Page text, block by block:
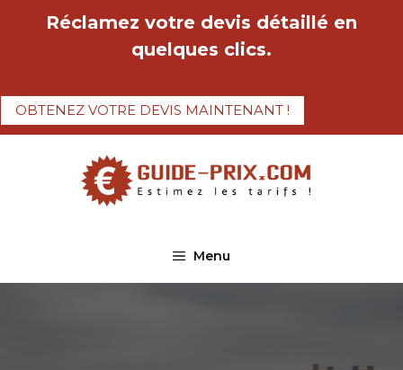
Réclamez votre devis détaillé en
quelques clics.
OBTENEZ VOTRE DEVIS MAINTENANT !
Menu